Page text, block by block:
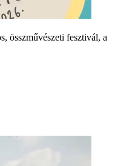
összművészeti fesztivál, a